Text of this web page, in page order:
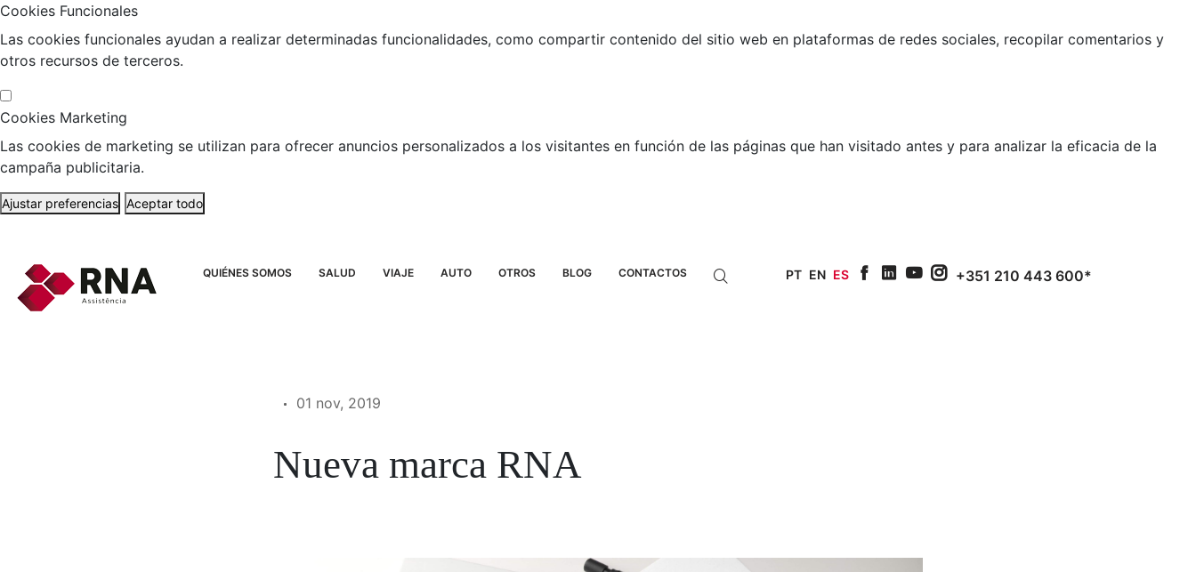
Cookies Funcionales
Las cookies funcionales ayudan a realizar determinadas funcionalidades, como compartir contenido del sitio web en plataformas de redes sociales, recopilar comentarios y
otros recursos de terceros.
Cookies Marketing
Las cookies de marketing se utilizan para ofrecer anuncios personalizados a los visitantes en función de las páginas que han visitado antes y para analizar la eficacia de la
campaña publicitaria.
Ajustar preferencias Aceptar todo
QUIÉNES SOMOS SALUD VIAJE AUTO OTROS BLOG CONTACTOS PT EN ES +351 210 443 600*
01 nov, 2019
Nueva marca RNA